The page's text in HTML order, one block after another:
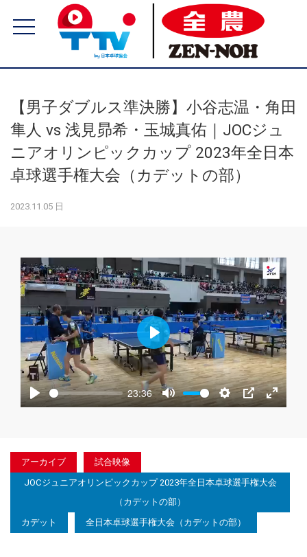
【男子ダブルス準決勝】小谷志温・角田
隼人 vs 浅見昴希・玉城真佑｜JOCジュ
ニアオリンピックカップ 2023年全日本
卓球選手権大会（カデットの部）
2023.11.05 日
Play
23:36
Mute Settings
PIP Enter
Play
アーカイブ
試合映像
JOCジュニアオリンピックカップ 2023年全日本卓球選手権大会
（カデットの部）
カデット
全日本卓球選手権大会（カデットの部）